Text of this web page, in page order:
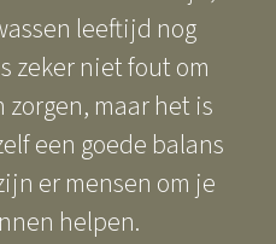
leeftijd nog
zeker niet fout om
maar het is
een goede balans
er mensen om je
helpen.